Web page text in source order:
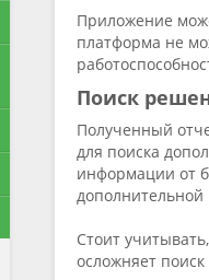
Приложение
платформа не
Поиск
Полученный
для поиска
информации от
Стоит
осложняет